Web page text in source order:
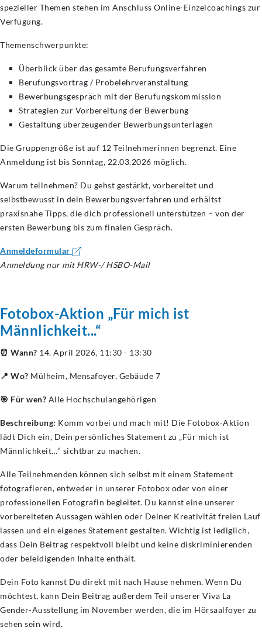
spezieller Themen stehen im Anschluss Online-Einzelcoachings zur
Verfügung.
Themenschwerpunkte:
Überblick über das gesamte Berufungsverfahren
Berufungsvortrag / Probelehrveranstaltung
Bewerbungsgespräch mit der Berufungskommission
Strategien zur Vorbereitung der Bewerbung
Gestaltung überzeugender Bewerbungsunterlagen
Die Gruppengröße ist auf 12 Teilnehmerinnen begrenzt. Eine
Anmeldung ist bis Sonntag, 22.03.2026 möglich.
Warum teilnehmen? Du gehst gestärkt, vorbereitet und
selbstbewusst in dein Bewerbungsverfahren und erhältst
praxisnahe Tipps, die dich professionell unterstützen – von der
ersten Bewerbung bis zum finalen Gespräch.
Anmeldeformular
Anmeldung nur mit HRW-/ HSBO-Mail
Fotobox-Aktion „Für mich ist
Männlichkeit...“
⏰ Wann? 14. April 2026, 11:30 - 13:30
📍 Wo? Mülheim, Mensafoyer, Gebäude 7
🎯 Für wen? Alle Hochschulangehörigen
Beschreibung: Komm vorbei und mach mit! Die Fotobox-Aktion
lädt Dich ein, Dein persönliches Statement zu „Für mich ist
Männlichkeit…“ sichtbar zu machen.
Alle Teilnehmenden können sich selbst mit einem Statement
fotografieren, entweder in unserer Fotobox oder von einer
professionellen Fotografin begleitet. Du kannst eine unserer
vorbereiteten Aussagen wählen oder Deiner Kreativität freien Lauf
lassen und ein eigenes Statement gestalten. Wichtig ist lediglich,
dass Dein Beitrag respektvoll bleibt und keine diskriminierenden
oder beleidigenden Inhalte enthält.
Dein Foto kannst Du direkt mit nach Hause nehmen. Wenn Du
möchtest, kann Dein Beitrag außerdem Teil unserer Viva La
Gender-Ausstellung im November werden, die im Hörsaalfoyer zu
sehen sein wird.